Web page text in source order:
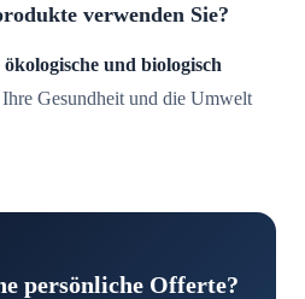
verwenden Sie?
ökologische und biologisch
Gesundheit und die Umwelt
persönliche Offerte?